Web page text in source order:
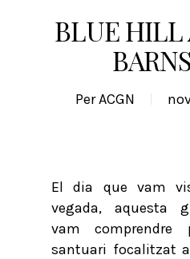
BLUE HILL
PerACGN
El dia que vam
vegada, aquesta
vam
santuari focalitzat